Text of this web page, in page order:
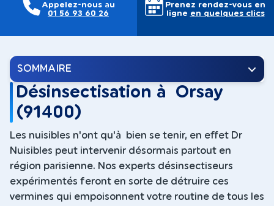
Appelez-nous au
01 56 93 60 26
Prenez rendez-vous en
ligne en quelques clics
SOMMAIRE
Désinsectisation à Orsay
(91400)
Les nuisibles n'ont qu'à bien se tenir, en effet Dr
Nuisibles peut intervenir désormais partout en
région parisienne. Nos experts désinsectiseurs
expérimentés feront en sorte de détruire ces
vermines qui empoisonnent votre routine de tous les